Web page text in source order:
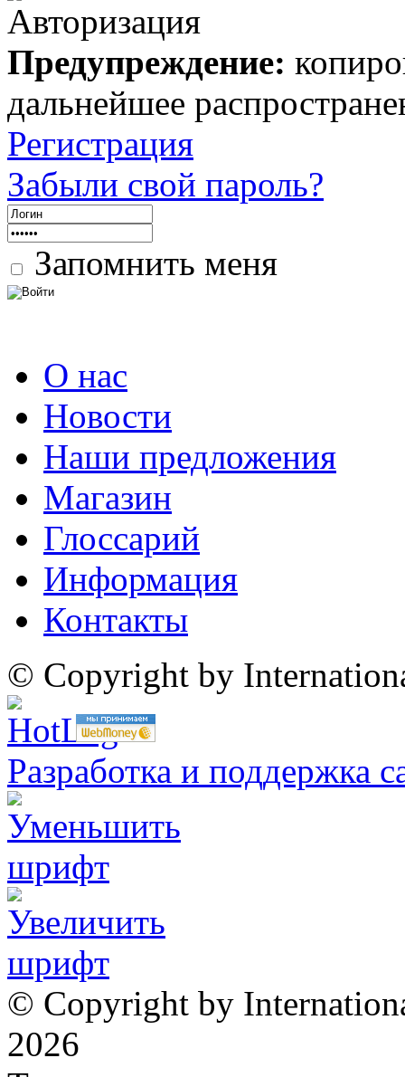
Авторизация
Предупреждение:
дальнейшее
Регистрация
Забыли свой пароль?
Запомнить меня
О нас
Новости
Наши предложения
Магазин
Глоссарий
Информация
Контакты
© Copyright by
Разработка и поддержка
© Copyright by
2026